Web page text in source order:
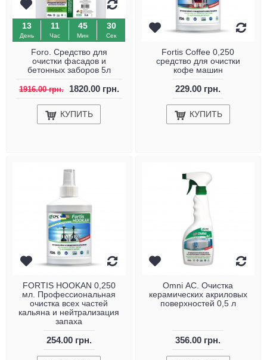
13
День
11
Час
45
Мин
29
Сек
Foro. Средство для
очистки фасадов и
бетонных заборов 5л
1916.00 грн. 1820.00 грн.
КУПИТЬ
Fortis Coffee 0,250
средство для очистки
кофе машин
229.00 грн.
КУПИТЬ
FORTIS HOOKAN 0,250
мл. Профессиональная
очистка всех частей
кальяна и нейтрализация
запаха
254.00 грн.
Omni АС. Очистка
керамических акриловых
поверхностей 0,5 л
356.00 грн.